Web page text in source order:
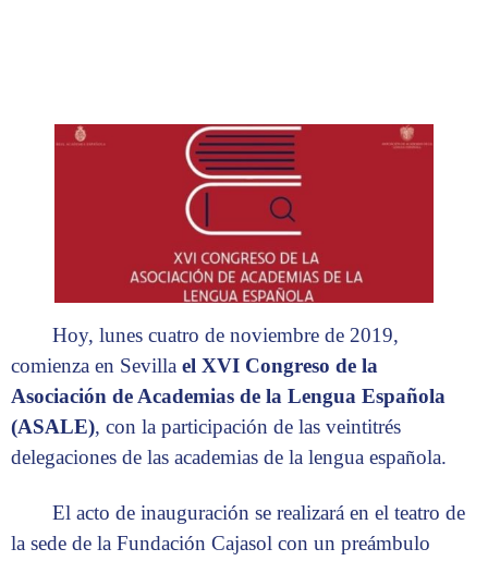
Hoy, lunes cuatro de noviembre de 2019,
comienza en Sevilla el XVI Congreso de la
Asociación de Academias de la Lengua Española
(ASALE), con la participación de las veintitrés
delegaciones de las academias de la lengua española.
El acto de inauguración se realizará en el teatro de
la sede de la Fundación Cajasol con un preámbulo